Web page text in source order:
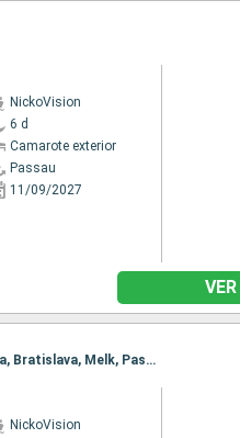
NickoVision
6 d
Camarote exterior
Passau
11/09/2027
Itinerario : Passau, Ybbs, Viena, Budapest, Viena, Budapest, Bratislava, Budapest, Viena, Bratislava, Melk, Passau
NickoVision